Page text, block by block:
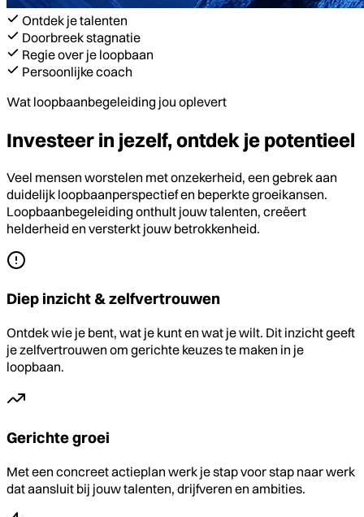
Ontdek je talenten
Doorbreek stagnatie
Regie over je loopbaan
Persoonlijke coach
Wat loopbaanbegeleiding jou oplevert
Investeer in jezelf, ontdek je potentieel
Veel mensen worstelen met onzekerheid, een gebrek aan
duidelijk loopbaanperspectief en beperkte groeikansen.
Loopbaanbegeleiding onthult jouw talenten, creëert
helderheid en versterkt jouw betrokkenheid.
Diep inzicht & zelfvertrouwen
Ontdek wie je bent, wat je kunt en wat je wilt. Dit inzicht geeft
je zelfvertrouwen om gerichte keuzes te maken in je
loopbaan.
Gerichte groei
Met een concreet actieplan werk je stap voor stap naar werk
dat aansluit bij jouw talenten, drijfveren en ambities.